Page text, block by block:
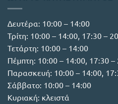
Δευτέρα: 10:00 – 14:00
Τρίτη: 10:00 – 14:00, 17:30 –
Τετάρτη: 10:00 – 14:00
Πέμπτη: 10:00 – 14:00, 17:30 –
Παρασκευή: 10:00 – 14:00,
Σάββατο: 10:00 – 14:00
Κυριακή: κλειστά